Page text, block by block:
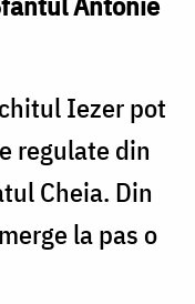
Iezer pot
regulate din
Cheia. Din
la pas o